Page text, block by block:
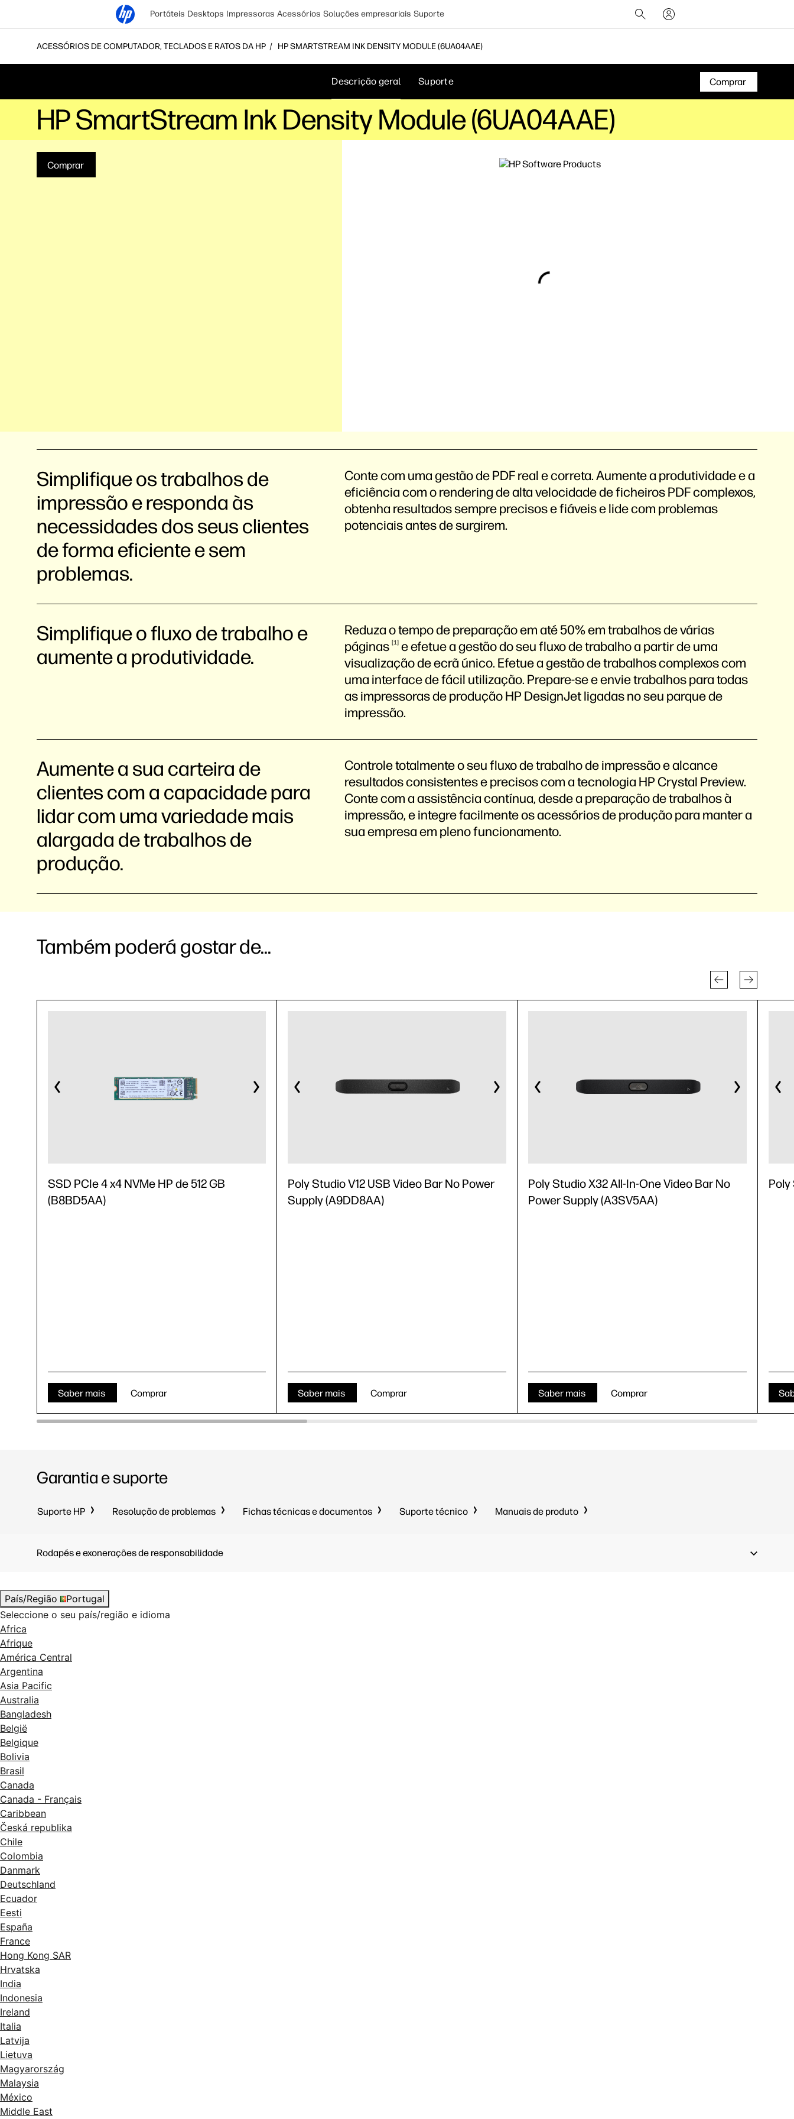
Portáteis Desktops Impressoras Acessórios Soluções empresariais Suporte
ACESSÓRIOS DE COMPUTADOR, TECLADOS E RATOS DA HP HP SMARTSTREAM INK DENSITY MODULE (6UA04AAE)
Descrição geral Suporte Comprar
HP SmartStream Ink Density Module (6UA04AAE)
Comprar
Simplifique os trabalhos de
impressão e responda às
necessidades dos seus clientes
de forma eficiente e sem
problemas.
Conte com uma gestão de PDF real e correta. Aumente a produtividade e a
eficiência com o rendering de alta velocidade de ficheiros PDF complexos,
obtenha resultados sempre precisos e fiáveis e lide com problemas
potenciais antes de surgirem.
Simplifique o fluxo de trabalho e
aumente a produtividade.
Reduza o tempo de preparação em até 50% em trabalhos de várias
páginas 1 e efetue a gestão do seu fluxo de trabalho a partir de uma
visualização de ecrã único. Efetue a gestão de trabalhos complexos com
uma interface de fácil utilização. Prepare-se e envie trabalhos para todas
as impressoras de produção HP DesignJet ligadas no seu parque de
impressão.
Aumente a sua carteira de
clientes com a capacidade para
lidar com uma variedade mais
alargada de trabalhos de
produção.
Controle totalmente o seu fluxo de trabalho de impressão e alcance
resultados consistentes e precisos com a tecnologia HP Crystal Preview.
Conte com a assistência contínua, desde a preparação de trabalhos à
impressão, e integre facilmente os acessórios de produção para manter a
sua empresa em pleno funcionamento.
Também poderá gostar de...
SSD PCIe 4 x4 NVMe HP de 512 GB
(B8BD5AA)
Saber mais Comprar
Poly Studio V12 USB Video Bar No Power
Supply (A9DD8AA)
Saber mais Comprar
Poly Studio X32 All-In-One Video Bar No
Power Supply (A3SV5AA)
Saber mais Comprar
Poly
Garantia e suporte
Suporte HP Resolução de problemas Fichas técnicas e documentos Suporte técnico Manuais de produto
Rodapés e exonerações de responsabilidade
País/Região
Portugal
Seleccione o seu país/região e idioma
Africa
Afrique
América Central
Argentina
Asia Pacific
Australia
Bangladesh
België
Belgique
Bolivia
Brasil
Canada
Canada - Français
Caribbean
Česká republika
Chile
Colombia
Danmark
Deutschland
Ecuador
Eesti
España
France
Hong Kong SAR
Hrvatska
India
Indonesia
Ireland
Italia
Latvija
Lietuva
Magyarország
Malaysia
México
Middle East